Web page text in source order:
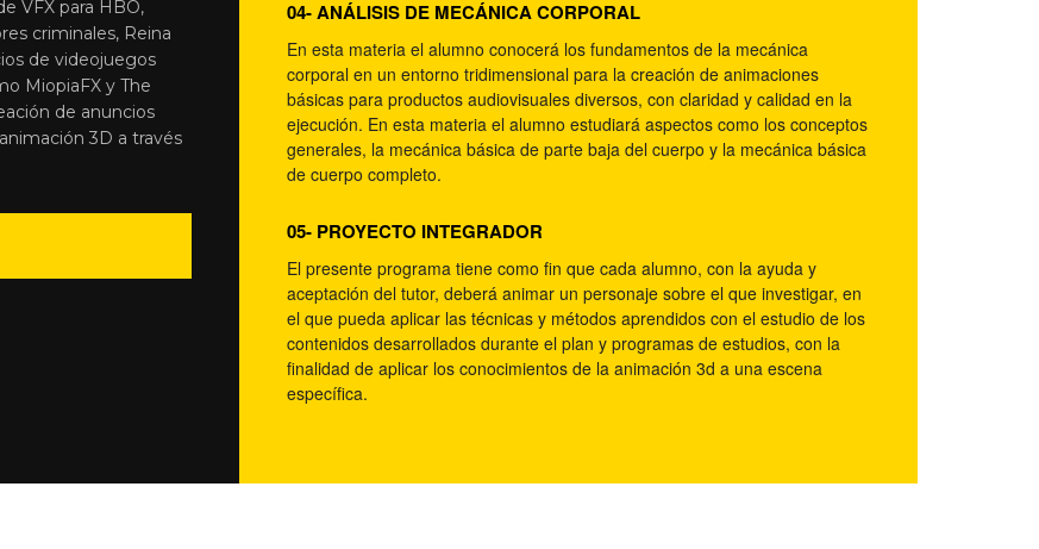
VFX para HBO,
criminales, Reina
de videojuegos
MiopiaFX y The
de anuncios
3D a través
04- ANÁLISIS DE MECÁNICA CORPORAL
En esta materia el alumno conocerá los fundamentos de la mecánica
corporal en un entorno tridimensional para la creación de animaciones
básicas para productos audiovisuales diversos, con claridad y calidad en la
ejecución. En esta materia el alumno estudiará aspectos como los conceptos
generales, la mecánica básica de parte baja del cuerpo y la mecánica básica
de cuerpo completo.
05- PROYECTO INTEGRADOR
El presente programa tiene como fin que cada alumno, con la ayuda y
aceptación del tutor, deberá animar un personaje sobre el que investigar, en
el que pueda aplicar las técnicas y métodos aprendidos con el estudio de los
contenidos desarrollados durante el plan y programas de estudios, con la
finalidad de aplicar los conocimientos de la animación 3d a una escena
específica.